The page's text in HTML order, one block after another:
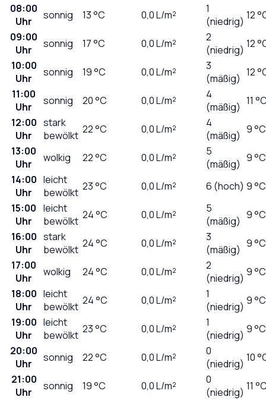
08:00
Uhr
sonnig 13°C 0,0L/m²
1
(niedrig) 12
09:00
Uhr
sonnig 17°C 0,0L/m²
2
(niedrig) 12
10:00
Uhr
sonnig 19°C 0,0L/m²
3
(mäßig) 12
11:00
Uhr
sonnig 20°C 0,0L/m²
4
(mäßig) 11
12:00
Uhr
stark
bewölkt 22°C 0,0L/m²
4
(mäßig) 9 °C
13:00
Uhr
wolkig 22°C 0,0L/m²
5
(mäßig) 9 °C
14:00
Uhr
leicht
bewölkt 23°C 0,0L/m² 6 (hoch) 9 °C
15:00
Uhr
leicht
bewölkt 24°C 0,0L/m²
5
(mäßig) 9 °C
16:00
Uhr
stark
bewölkt 24°C 0,0L/m²
3
(mäßig) 9 °C
17:00
Uhr
wolkig 24°C 0,0L/m²
2
(niedrig) 9 °C
18:00
Uhr
leicht
bewölkt 24°C 0,0L/m²
1
(niedrig) 9 °C
19:00
Uhr
leicht
bewölkt 23°C 0,0L/m²
1
(niedrig) 9 °C
20:00
Uhr
sonnig 22°C 0,0L/m²
0
(niedrig) 10
21:00
Uhr
sonnig 19°C 0,0L/m²
0
(niedrig) 11